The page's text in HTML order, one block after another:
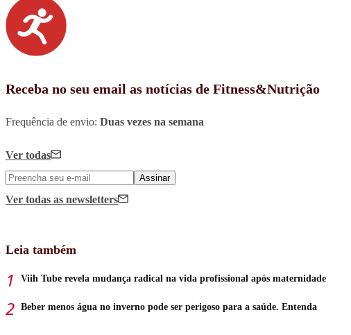
Receba no seu email as notícias de Fitness&Nutrição
Frequência de envio: Duas vezes na semana
Ver todas
Assinar
Ver todas as newsletters
Leia também
Viih Tube revela mudança radical na vida profissional após maternidade
Beber menos água no inverno pode ser perigoso para a saúde. Entenda